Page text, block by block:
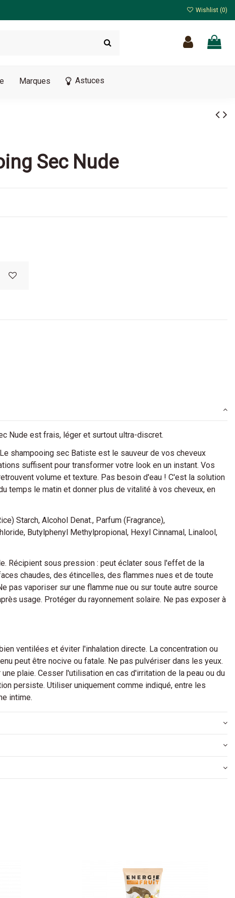
Wishlist (0)
Marques Astuces
Sec Nude
Nude est frais, léger et surtout ultra-discret.
shampooing sec Batiste est le sauveur de vos cheveux
suffisent pour transformer votre look en un instant. Vos
volume et texture. Pas besoin d'eau ! C'est la solution
temps le matin et donner plus de vitalité à vos cheveux, en
Starch, Alcohol Denat., Parfum (Fragrance),
Butylphenyl Methylpropional, Hexyl Cinnamal, Linalool,
Récipient sous pression : peut éclater sous l'effet de la
chaudes, des étincelles, des flammes nues et de toute
pas vaporiser sur une flamme nue ou sur toute autre source
usage. Protéger du rayonnement solaire. Ne pas exposer à
ventilées et éviter l'inhalation directe. La concentration ou
peut être nocive ou fatale. Ne pas pulvériser dans les yeux.
plaie. Cesser l'utilisation en cas d'irritation de la peau ou du
persiste. Utiliser uniquement comme indiqué, entre les
intime.